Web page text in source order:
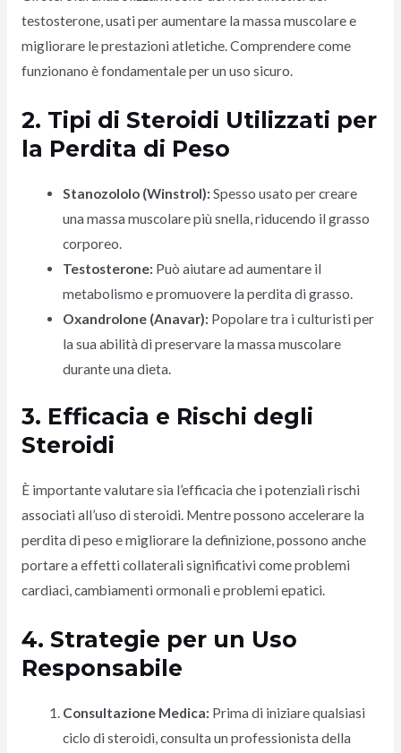
testosterone, usati per aumentare la massa muscolare e
migliorare le prestazioni atletiche. Comprendere come
funzionano è fondamentale per un uso sicuro.
2. Tipi di Steroidi Utilizzati per
la Perdita di Peso
Stanozololo (Winstrol): Spesso usato per creare
una massa muscolare più snella, riducendo il grasso
corporeo.
Testosterone: Può aiutare ad aumentare il
metabolismo e promuovere la perdita di grasso.
Oxandrolone (Anavar): Popolare tra i culturisti per
la sua abilità di preservare la massa muscolare
durante una dieta.
3. Efficacia e Rischi degli
Steroidi
È importante valutare sia l’efficacia che i potenziali rischi
associati all’uso di steroidi. Mentre possono accelerare la
perdita di peso e migliorare la definizione, possono anche
portare a effetti collaterali significativi come problemi
cardiaci, cambiamenti ormonali e problemi epatici.
4. Strategie per un Uso
Responsabile
Consultazione Medica: Prima di iniziare qualsiasi
ciclo di steroidi, consulta un professionista della